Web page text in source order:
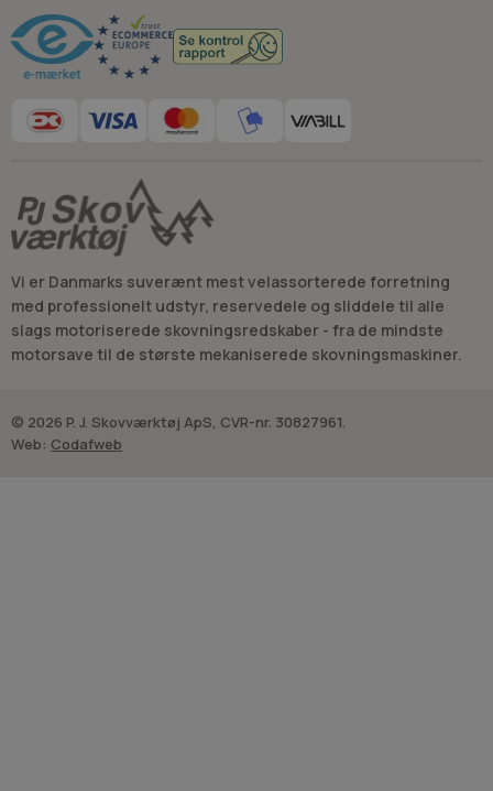
Vi er Danmarks suverænt mest velassorterede forretning
med professionelt udstyr, reservedele og sliddele til alle
slags motoriserede skovningsredskaber - fra de mindste
motorsave til de største mekaniserede skovningsmaskiner.
© 2026 P. J. Skovværktøj ApS, CVR-nr. 30827961.
Web: Codafweb